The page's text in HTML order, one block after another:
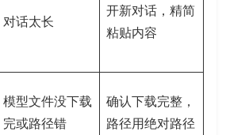
对话太长
开新对话，精简
粘贴内容
模型文件没下载
完或路径错
确认下载完整，
路径用绝对路径